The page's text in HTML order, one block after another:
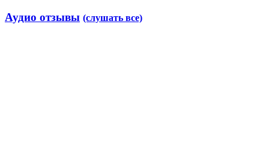
Аудио отзывы (слушать все)